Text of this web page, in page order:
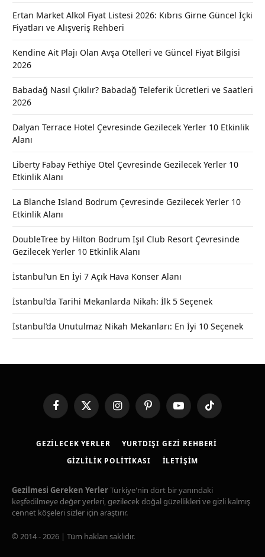
Ertan Market Alkol Fiyat Listesi 2026: Kıbrıs Girne Güncel İçki
Fiyatları ve Alışveriş Rehberi
Kendine Ait Plajı Olan Avşa Otelleri ve Güncel Fiyat Bilgisi
2026
Babadağ Nasıl Çıkılır? Babadağ Teleferik Ücretleri ve Saatleri
2026
Dalyan Terrace Hotel Çevresinde Gezilecek Yerler 10 Etkinlik
Alanı
Liberty Fabay Fethiye Otel Çevresinde Gezilecek Yerler 10
Etkinlik Alanı
La Blanche Island Bodrum Çevresinde Gezilecek Yerler 10
Etkinlik Alanı
DoubleTree by Hilton Bodrum Işıl Club Resort Çevresinde
Gezilecek Yerler 10 Etkinlik Alanı
İstanbul’un En İyi 7 Açık Hava Konser Alanı
İstanbul’da Tarihi Mekanlarda Nikah: İlk 5 Seçenek
İstanbul’da Unutulmaz Nikah Mekanları: En İyi 10 Seçenek
FacebookX
(Twitter)
InstagramPinterestYouTubeTikTok
GEZILECEK YERLER
YURTDIŞI GEZI REHBERI
GIZLILIK POLITIKASI
İLETIŞIM
Gezilmesi Gereken YerlerTürkiye'nin dört bir yanındaki
keşfedilmeye değer yerleri, gezilecek doğal güzellikleri ve gizli kalmış
cennet köşeleri sizler için araştırır.
© 2014 - 2026 | Tüm hakları saklıdır.